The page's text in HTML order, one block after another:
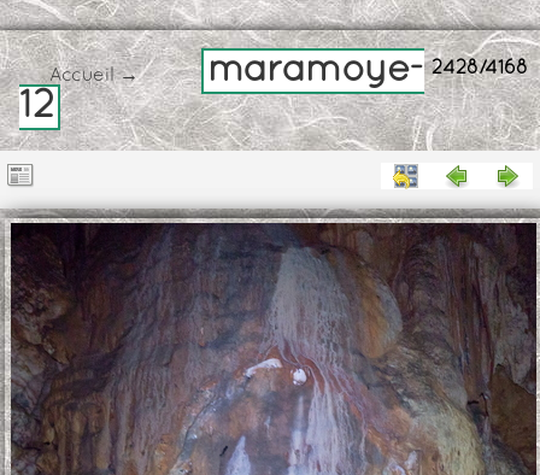
2428/4168
Accueil→
maramoye-
12